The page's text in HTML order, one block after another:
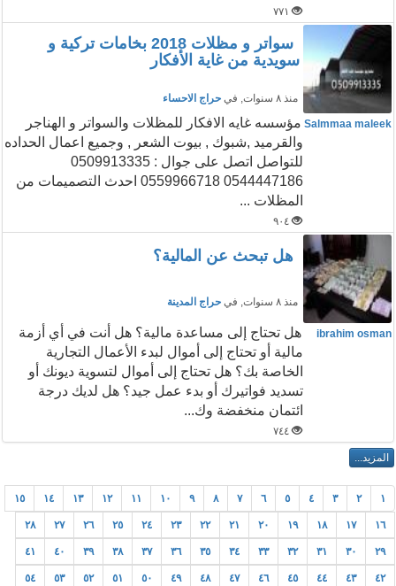
٧٧١
سواتر و مظلات 2018 بخامات تركية و
سويدية من غاية الأفكار
منذ ٨ سنوات , في حراج الاحساء
Salmmaa maleek مؤسسه غايه الافكار للمظلات والسواتر و الهناجر
والقرميد ,شبوك , بيوت الشعر , وجميع اعمال الحداده
للتواصل اتصل على جوال : 0509913335
0544447186 0559966718 احدث التصميمات من
المظلات ...
٩٠٤
هل تبحث عن المالية؟
منذ ٨ سنوات , في حراج المدينة
ibrahim osman
هل تحتاج إلى مساعدة مالية؟ هل أنت في أي أزمة
مالية أو تحتاج إلى أموال لبدء الأعمال التجارية
الخاصة بك؟ هل تحتاج إلى أموال لتسوية ديونك أو
تسديد فواتيرك أو بدء عمل جيد؟ هل لديك درجة
ائتمان منخفضة وك...
٧٤٤
١ ٢ ٣ ٤ ٥ ٦ ٧ ٨ ٩ ١٠ ١١ ١٢ ١٣ ١٤ ١٥
١٦ ١٧ ١٨ ١٩ ٢٠ ٢١ ٢٢ ٢٣ ٢٤ ٢٥ ٢٦ ٢٧ ٢٨
٢٩ ٣٠ ٣١ ٣٢ ٣٣ ٣٤ ٣٥ ٣٦ ٣٧ ٣٨ ٣٩ ٤٠ ٤١
٤٢ ٤٣ ٤٤ ٤٥ ٤٦ ٤٧ ٤٨ ٤٩ ٥٠ ٥١ ٥٢ ٥٣ ٥٤